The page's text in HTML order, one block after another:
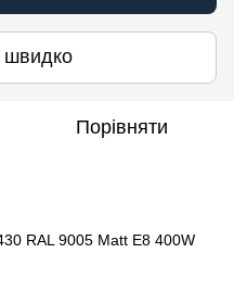
швидко
Порівняти
RAL 9005 Matt E8 400W